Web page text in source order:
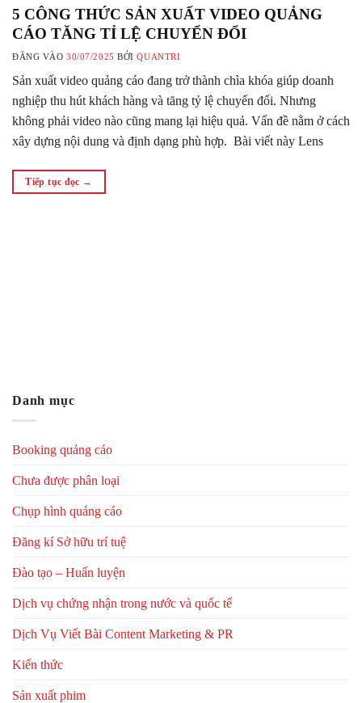
5 CÔNG THỨC SẢN XUẤT VIDEO QUẢNG
CÁO TĂNG TỈ LỆ CHUYỂN ĐỔI
ĐĂNG VÀO30/07/2025 BỞIQUANTRI
Sản xuất video quảng cáo đang trở thành chìa khóa giúp doanh
nghiệp thu hút khách hàng và tăng tỷ lệ chuyển đổi. Nhưng
không phải video nào cũng mang lại hiệu quả. Vấn đề nằm ở cách
xây dựng nội dung và định dạng phù hợp. Bài viết này Lens
Tiếp tục đọc →
Danh mục
Booking quảng cáo
Chưa được phân loại
Chụp hình quảng cáo
Đăng kí Sở hữu trí tuệ
Đào tạo – Huấn luyện
Dịch vụ chứng nhận trong nước và quốc tế
Dịch Vụ Viết Bài Content Marketing & PR
Kiến thức
Sản xuất phim